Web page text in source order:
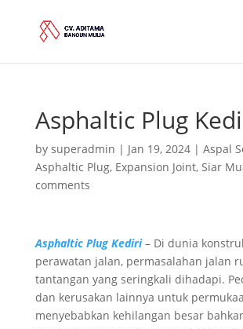
Asphaltic Plug
by superadmin | Jan 19, 2024| Aspal
Asphaltic Plug, Expansion Joint, Siar
comments
Asphaltic Plug Kediri– Di dunia
perawatan jalan, permasalahan jalan
tantangan yang seringkali dihadapi.
dan kerusakan lainnya untuk
menyebabkan kehilangan besar